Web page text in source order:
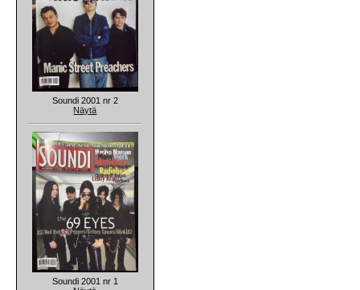
Soundi 2001 nr 2
Näytä
Soundi 2001 nr 1